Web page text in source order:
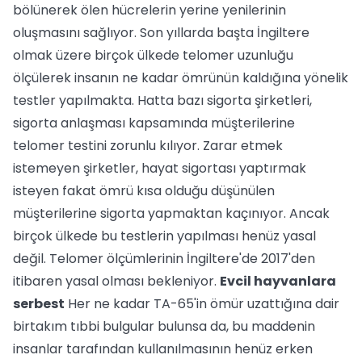
bölünerek ölen hücrelerin yerine yenilerinin
oluşmasını sağlıyor. Son yıllarda başta İngiltere
olmak üzere birçok ülkede telomer uzunluğu
ölçülerek insanın ne kadar ömrünün kaldığına yönelik
testler yapılmakta. Hatta bazı sigorta şirketleri,
sigorta anlaşması kapsamında müşterilerine
telomer testini zorunlu kılıyor. Zarar etmek
istemeyen şirketler, hayat sigortası yaptırmak
isteyen fakat ömrü kısa olduğu düşünülen
müşterilerine sigorta yapmaktan kaçınıyor. Ancak
birçok ülkede bu testlerin yapılması henüz yasal
değil. Telomer ölçümlerinin İngiltere'de 2017'den
itibaren yasal olması bekleniyor. Evcil hayvanlara
serbest Her ne kadar TA-65'in ömür uzattığına dair
birtakım tıbbi bulgular bulunsa da, bu maddenin
insanlar tarafından kullanılmasının henüz erken